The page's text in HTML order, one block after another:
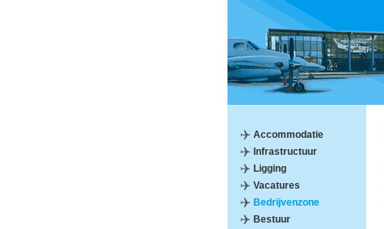
Accommodatie
Infrastructuur
Ligging
Vacatures
Bedrijvenzone
Bestuur